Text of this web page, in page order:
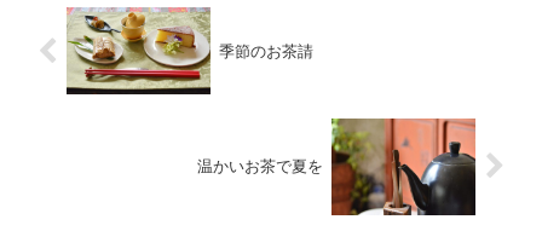
季節のお茶請
温かいお茶で夏を